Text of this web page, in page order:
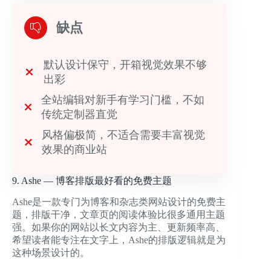
缺点
默认设计保守，开箱视觉效果不够
出彩
全站编辑对新手有学习门槛，不如
传统定制器直觉
风格偏极简，不适合需要丰富视觉
效果的商业站
9. Ashe — 博客排版最好看的免费主题
Ashe是一款专门为博客和杂志类网站设计的免费主
题，排版干净，文章页的阅读体验比很多通用主题
强。如果你的网站以长文内容为主、更新频率高、
希望读者能专注在文字上，Ashe的排版逻辑就是为
这种场景设计的。